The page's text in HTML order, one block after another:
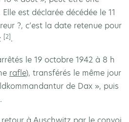
est déclarée décédée le 11
?, c’est la date retenue pour
[2].
le 19 octobre 1942 à 8 h
rafle), transférés le même jour
de Dax », puis